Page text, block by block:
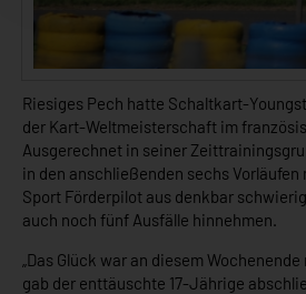
Riesiges Pech hatte Schaltkart-
der Kart-Weltmeisterschaft im
Ausgerechnet in seiner
in den anschließenden sechs Vorläufen
Sport Förderpilot aus denkbar
auch noch fünf Ausfälle hinnehmen.
„Das Glück war an diesem
gab der enttäuschte 17-Jährige